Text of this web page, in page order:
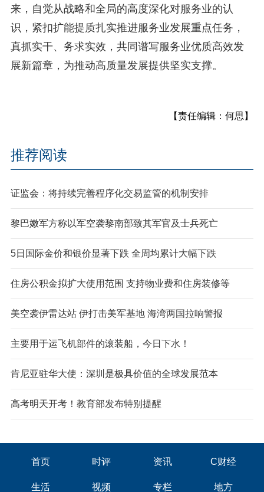
来，自觉从战略和全局的高度深化对服务业的认
识，紧扣扩能提质扎实推进服务业发展重点任务，
真抓实干、务求实效，共同谱写服务业优质高效发
展新篇章，为推动高质量发展提供坚实支撑。
【责任编辑：何思】
推荐阅读
证监会：将持续完善程序化交易监管的机制安排
黎巴嫩军方称以军空袭黎南部致其军官及士兵死亡
5日国际金价和银价显著下跌 全周均累计大幅下跌
住房公积金拟扩大使用范围 支持物业费和住房装修等
美空袭伊雷达站 伊打击美军基地 海湾两国拉响警报
主要用于运飞机部件的滚装船，今日下水！
肯尼亚驻华大使：深圳是极具价值的全球发展范本
高考明天开考！教育部发布特别提醒
首页 时评 资讯 C财经
生活 视频 专栏 地方